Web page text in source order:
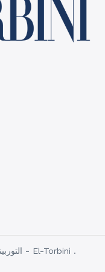
© Copy Rights 2026 التوربيني - El-Torbini .